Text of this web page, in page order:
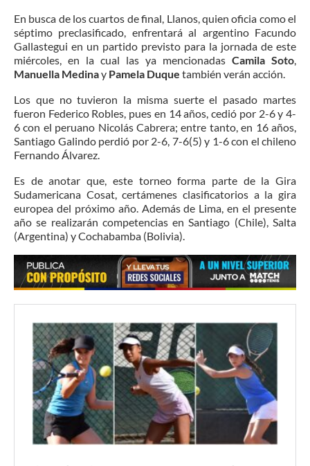
En busca de los cuartos de final, Llanos, quien oficia como el
séptimo preclasificado, enfrentará al argentino Facundo
Gallastegui en un partido previsto para la jornada de este
miércoles, en la cual las ya mencionadas Camila Soto
Manuella Medinay Pamela Duque también verán acción.
Los que no tuvieron la misma suerte el pasado martes
fueron Federico Robles, pues en 14 años, cedió por 2-6 y 4-
6 con el peruano Nicolás Cabrera; entre tanto, en 16 años,
Santiago Galindo perdió por 2-6, 7-6(5) y 1-6 con el chileno
Fernando Álvarez.
Es de anotar que, este torneo forma parte de la Gira
Sudamericana Cosat, certámenes clasificatorios a la gira
europea del próximo año. Además de Lima, en el presente
año se realizarán competencias en Santiago (Chile), Salta
(Argentina) y Cochabamba (Bolivia).